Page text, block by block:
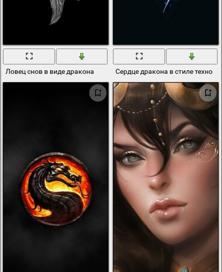
Ловец снов в виде дракона Сердце дракона в стиле техно